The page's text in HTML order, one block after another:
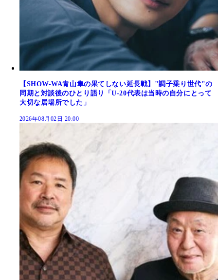
【SHOW-WA青山隼の果てしない延長戦】"調子乗り世代"の
同期と対談後のひとり語り「U-20代表は当時の自分にとって
大切な居場所でした」
2026年08月02日 20:00